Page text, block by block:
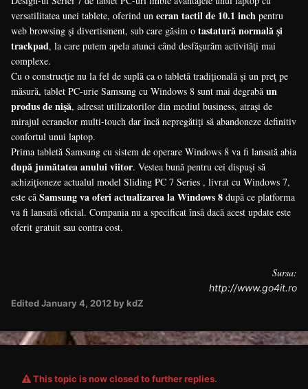
versatilitatea unei tablete, oferind un ecran tactil de 10.1 inch pentru
web browsing şi divertisment, sub care găsim o tastatură normală şi
trackpad, la care putem apela atunci când desfăşurăm activităţi mai
complexe.
Cu o construcţie nu la fel de suplă ca o tabletă tradiţională şi un preţ pe
măsură, tablet PC-urie Samsung cu Windows 8 sunt mai degrabă un
produs de nişă, adresat utilizatorilor din mediul business, atraşi de
mirajul ecranelor multi-touch dar încă nepregătiţi să abandoneze definitiv
confortul unui laptop.
Prima tabletă Samsung cu sistem de operare Windows 8 va fi lansată abia
după jumătatea anului viitor. Vestea bună pentru cei dispuşi să
achiziţioneze actualul model Sliding PC 7 Series , livrat cu Windows 7,
este că Samsung va oferi actualizarea la Windows 8 după ce platforma
va fi lansată oficial. Compania nu a specificat însă dacă acest update este
oferit gratuit sau contra cost.
Sursa:
http://www.go4it.ro
EditedJanuary 4, 2012 by kdZ
This topic is now closed to further replies.